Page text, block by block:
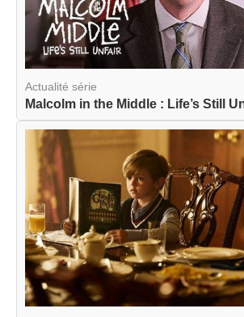
Actualité série
Malcolm in the Middle : Life’s Still